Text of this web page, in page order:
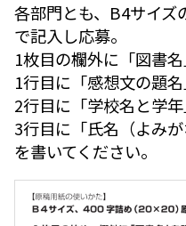
各部門とも、B4サイズ
で記入し応募。
1枚目の欄外に「図書名
1行目に「感想文の題名
2行目に「学校名と学年
3行目に「氏名（よみが
を書いてください。